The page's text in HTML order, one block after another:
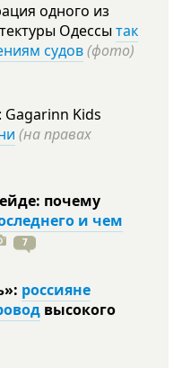
одного из
Одессы так
судов(фото)
Gagarinn Kids
(на правах
почему
и чем
7
россияне
высокого